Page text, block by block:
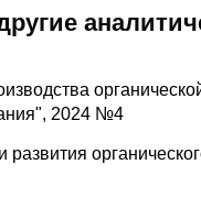
2024 №4